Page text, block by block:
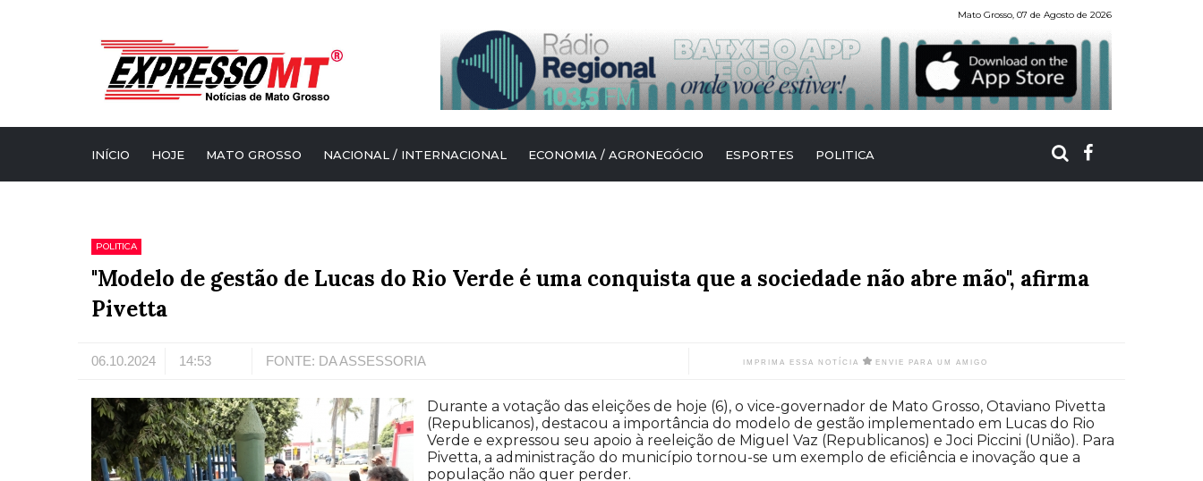
Mato Grosso, 07 de Agosto de 2026
INÍCIO HOJE MATO GROSSO NACIONAL / INTERNACIONAL ECONOMIA / AGRONEGÓCIO ESPORTES POLITICA
POLITICA
"Modelo de gestão de Lucas do Rio Verde é uma conquista que a sociedade não abre mão", afirma
Pivetta
06.10.2024 14:53 FONTE: DA ASSESSORIA IMPRIMA ESSA NOTÍCIA ENVIE PARA UM AMIGO
Durante a votação das eleições de hoje (6), o vice-governador de Mato Grosso, Otaviano Pivetta
(Republicanos), destacou a importância do modelo de gestão implementado em Lucas do Rio
Verde e expressou seu apoio à reeleição de Miguel Vaz (Republicanos) e Joci Piccini (União). Para
Pivetta, a administração do município tornou-se um exemplo de eficiência e inovação que a
população não quer perder.